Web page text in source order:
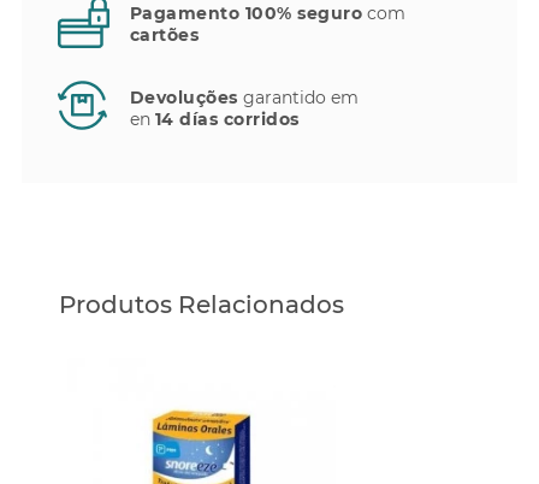
Pagamento 100% seguro com
cartões
Devoluções garantido em
en 14 días corridos
Produtos Relacionados